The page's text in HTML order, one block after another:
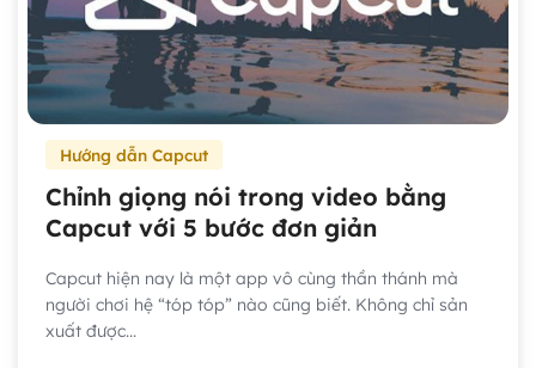
Hướng dẫn Capcut
Chỉnh giọng nói trong video bằng
Capcut với 5 bước đơn giản
Capcut hiện nay là một app vô cùng thần thánh mà
người chơi hệ “tóp tóp” nào cũng biết. Không chỉ sản
xuất được...